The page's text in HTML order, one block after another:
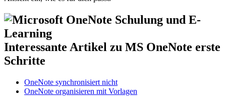
Interessante Artikel zu MS OneNote erste
Schritte
OneNote synchronisiert nicht
OneNote organisieren mit Vorlagen